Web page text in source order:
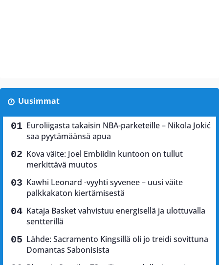
Uusimmat
Euroliigasta takaisin NBA-parketeille – Nikola Jokić
saa pyytämäänsä apua
Kova väite: Joel Embiidin kuntoon on tullut
merkittävä muutos
Kawhi Leonard -vyyhti syvenee – uusi väite
palkkakaton kiertämisestä
Kataja Basket vahvistuu energisellä ja ulottuvalla
sentterillä
Lähde: Sacramento Kingsillä oli jo treidi sovittuna
Domantas Sabonisista